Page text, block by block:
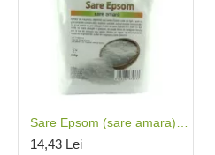
14,43 Lei